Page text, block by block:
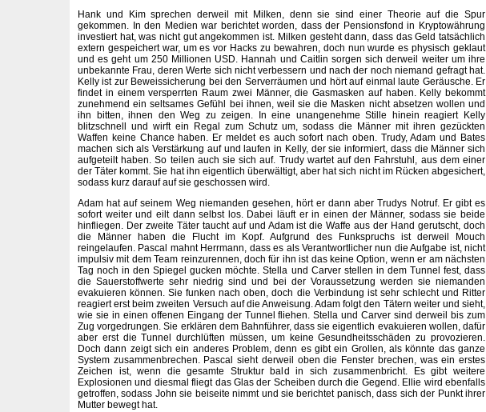
Hank und Kim sprechen derweil mit Milken, denn sie sind einer Theorie auf die Spur
gekommen. In den Medien war berichtet worden, dass der Pensionsfond in Kryptowährung
investiert hat, was nicht gut angekommen ist. Milken gesteht dann, dass das Geld tatsächlich
extern gespeichert war, um es vor Hacks zu bewahren, doch nun wurde es physisch geklaut
und es geht um 250 Millionen USD. Hannah und Caitlin sorgen sich derweil weiter um ihre
unbekannte Frau, deren Werte sich nicht verbessern und nach der noch niemand gefragt hat.
Kelly ist zur Beweissicherung bei den Serverräumen und hört auf einmal laute Geräusche. Er
findet in einem versperrten Raum zwei Männer, die Gasmasken auf haben. Kelly bekommt
zunehmend ein seltsames Gefühl bei ihnen, weil sie die Masken nicht absetzen wollen und
ihn bitten, ihnen den Weg zu zeigen. In eine unangenehme Stille hinein reagiert Kelly
blitzschnell und wirft ein Regal zum Schutz um, sodass die Männer mit ihren gezückten
Waffen keine Chance haben. Er meldet es auch sofort nach oben. Trudy, Adam und Bates
machen sich als Verstärkung auf und laufen in Kelly, der sie informiert, dass die Männer sich
aufgeteilt haben. So teilen auch sie sich auf. Trudy wartet auf den Fahrstuhl, aus dem einer
der Täter kommt. Sie hat ihn eigentlich überwältigt, aber hat sich nicht im Rücken abgesichert,
sodass kurz darauf auf sie geschossen wird.
Adam hat auf seinem Weg niemanden gesehen, hört er dann aber Trudys Notruf. Er gibt es
sofort weiter und eilt dann selbst los. Dabei läuft er in einen der Männer, sodass sie beide
hinfliegen. Der zweite Täter taucht auf und Adam ist die Waffe aus der Hand gerutscht, doch
die Männer haben die Flucht im Kopf. Aufgrund des Funkspruchs ist derweil Mouch
reingelaufen. Pascal mahnt Herrmann, dass es als Verantwortlicher nun die Aufgabe ist, nicht
impulsiv mit dem Team reinzurennen, doch für ihn ist das keine Option, wenn er am nächsten
Tag noch in den Spiegel gucken möchte. Stella und Carver stellen in dem Tunnel fest, dass
die Sauerstoffwerte sehr niedrig sind und bei der Voraussetzung werden sie niemanden
evakuieren können. Sie funken nach oben, doch die Verbindung ist sehr schlecht und Ritter
reagiert erst beim zweiten Versuch auf die Anweisung. Adam folgt den Tätern weiter und sieht,
wie sie in einen offenen Eingang der Tunnel fliehen. Stella und Carver sind derweil bis zum
Zug vorgedrungen. Sie erklären dem Bahnführer, dass sie eigentlich evakuieren wollen, dafür
aber erst die Tunnel durchlüften müssen, um keine Gesundheitsschäden zu provozieren.
Doch dann zeigt sich ein anderes Problem, denn es gibt ein Grollen, als könnte das ganze
System zusammenbrechen. Pascal sieht derweil oben die Fenster brechen, was ein erstes
Zeichen ist, wenn die gesamte Struktur bald in sich zusammenbricht. Es gibt weitere
Explosionen und diesmal fliegt das Glas der Scheiben durch die Gegend. Ellie wird ebenfalls
getroffen, sodass John sie beiseite nimmt und sie berichtet panisch, dass sich der Punkt ihrer
Mutter bewegt hat.